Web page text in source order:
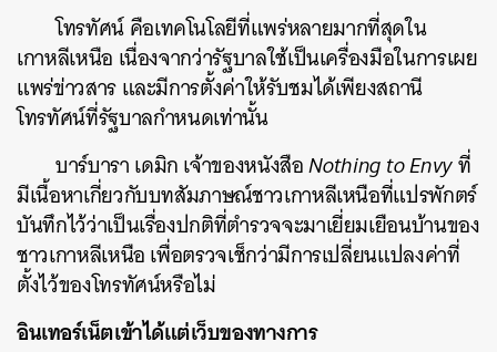
โทรทัศน์ คือเทคโนโลยีที่แพร่หลายมากที่สุดใน
เกาหลีเหนือ เนื่องจากว่ารัฐบาลใช้เป็นเครื่องมือในการเผย
แพร่ข่าวสาร และมีการตั้งค่าให้รับชมได้เพียงสถานี
โทรทัศน์ที่รัฐบาลกำหนดเท่านั้น
บาร์บารา เดมิก เจ้าของหนังสือNothing to Envyที่
มีเนื้อหาเกี่ยวกับบทสัมภาษณ์ชาวเกาหลีเหนือที่แปรพักตร์
บันทึกไว้ว่าเป็นเรื่องปกติที่ตำรวจจะมาเยี่ยมเยือนบ้านของ
ชาวเกาหลีเหนือ เพื่อตรวจเช็กว่ามีการเปลี่ยนแปลงค่าที่
ตั้งไว้ของโทรทัศน์หรือไม่
อินเทอร์เน็ตเข้าได้แต่เว็บของทางการ